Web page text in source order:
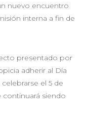
nuevo encuentro
interna a fin de
presentado por
adherir al Día
el 5 de
continuará siendo